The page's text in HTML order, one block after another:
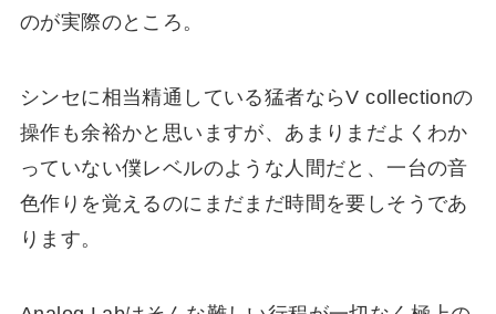
のが実際のところ。
シンセに相当精通している猛者ならV collectionの
操作も余裕かと思いますが、あまりまだよくわか
っていない僕レベルのような人間だと、一台の音
色作りを覚えるのにまだまだ時間を要しそうであ
ります。